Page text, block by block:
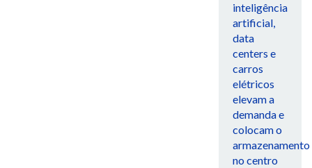
inteligência
artificial,
data
centers e
carros
elétricos
elevam a
demanda e
colocam o
armazenamento
no centro